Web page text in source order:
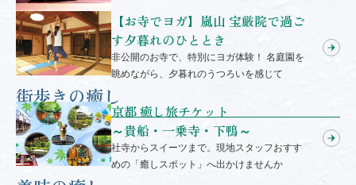
【お寺でヨガ】嵐山 宝厳院で過ご
す夕暮れのひととき
非公開のお寺で、特別にヨガ体験！ 名庭園を
眺めながら、夕暮れのうつろいを感じて
街歩きの癒し
京都 癒し旅チケット
～貴船・一乗寺・下鴨～
社寺からスイーツまで。現地スタッフおすす
めの「癒しスポット」へ出かけませんか